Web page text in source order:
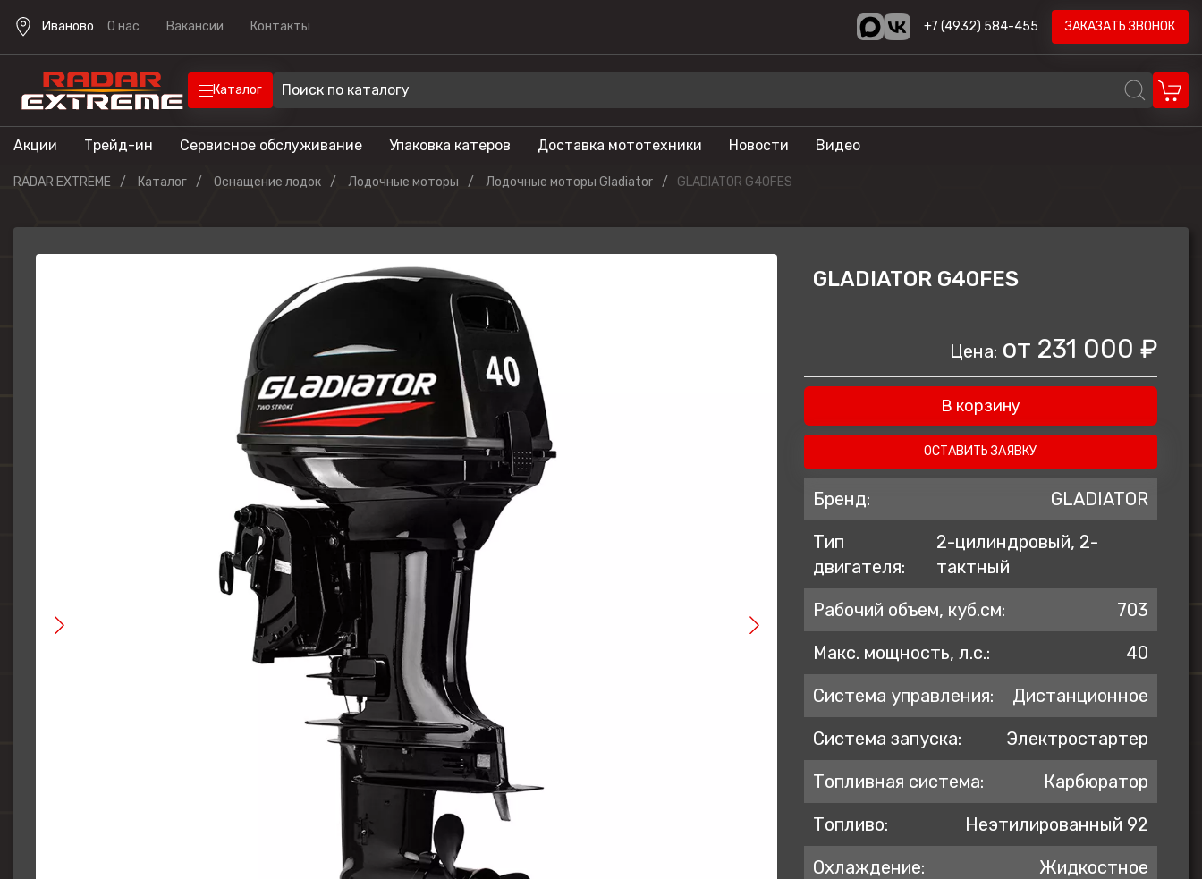
Иваново О нас Вакансии Контакты +7 (4932) 584-455 ЗАКАЗАТЬ ЗВОНОК
Каталог
Техника для отдыха
Экипировка
Техника для отдыха
Квадроциклы
Гидроциклы
Лодочные моторы
Моторные лодки
Питбайки
Кроссовые
мотоциклы
Туристические
мотоциклы
Phoenix
Volzhanka
STELS
CYCLONE
AVANTIS
BSE
PROGASI
BRP
Gladiator
Regulmoto
Акции Трейд-ин Сервисное обслуживание Упаковка катеров Доставка мототехники Новости Видео
RADAR EXTREME Каталог Оснащение лодок Лодочные моторы Лодочные моторы Gladiator GLADIATOR G40FES
GLADIATOR G40FES
Цена: от 231 000 ₽
В корзину
ОСТАВИТЬ ЗАЯВКУ
Бренд:
GLADIATOR
Тип
двигателя:
2-цилиндровый, 2-
тактный
Рабочий объем, куб.см:
703
Макс. мощность, л.с.:
40
Система управления:
Дистанционное
Система запуска:
Электростартер
Топливная система:
Карбюратор
Топливо:
Неэтилированный 92
Охлаждение:
Жидкостное